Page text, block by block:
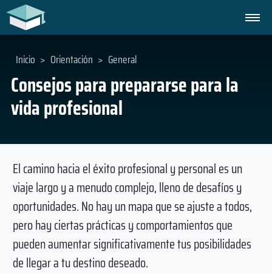
Consejos para prepararse para la
vida profesional
Inicio > Orientación > General
El camino hacia el éxito profesional y personal es un
viaje largo y a menudo complejo, lleno de desafíos y
oportunidades. No hay un mapa que se ajuste a todos,
pero hay ciertas prácticas y comportamientos que
pueden aumentar significativamente tus posibilidades
de llegar a tu destino deseado.